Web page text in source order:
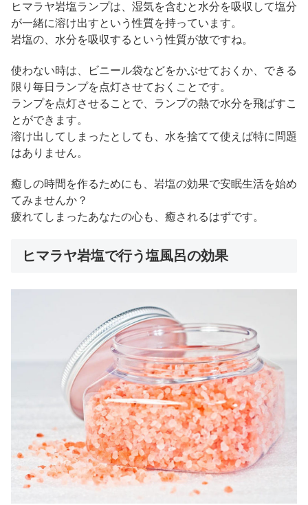
ヒマラヤ岩塩ランプは、湿気を含むと水分を吸収して塩分
が一緒に溶け出すという性質を持っています。
岩塩の、水分を吸収するという性質が故ですね。
使わない時は、ビニール袋などをかぶせておくか、できる
限り毎日ランプを点灯させておくことです。
ランプを点灯させることで、ランプの熱で水分を飛ばすこ
とができます。
溶け出してしまったとしても、水を捨てて使えば特に問題
はありません。
癒しの時間を作るためにも、岩塩の効果で安眠生活を始め
てみませんか？
疲れてしまったあなたの心も、癒されるはずです。
ヒマラヤ岩塩で行う塩風呂の効果